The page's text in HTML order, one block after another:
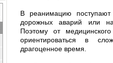
В реанимацию
дорожных аварий или
Поэтому от
ориентироваться в
драгоценное время.